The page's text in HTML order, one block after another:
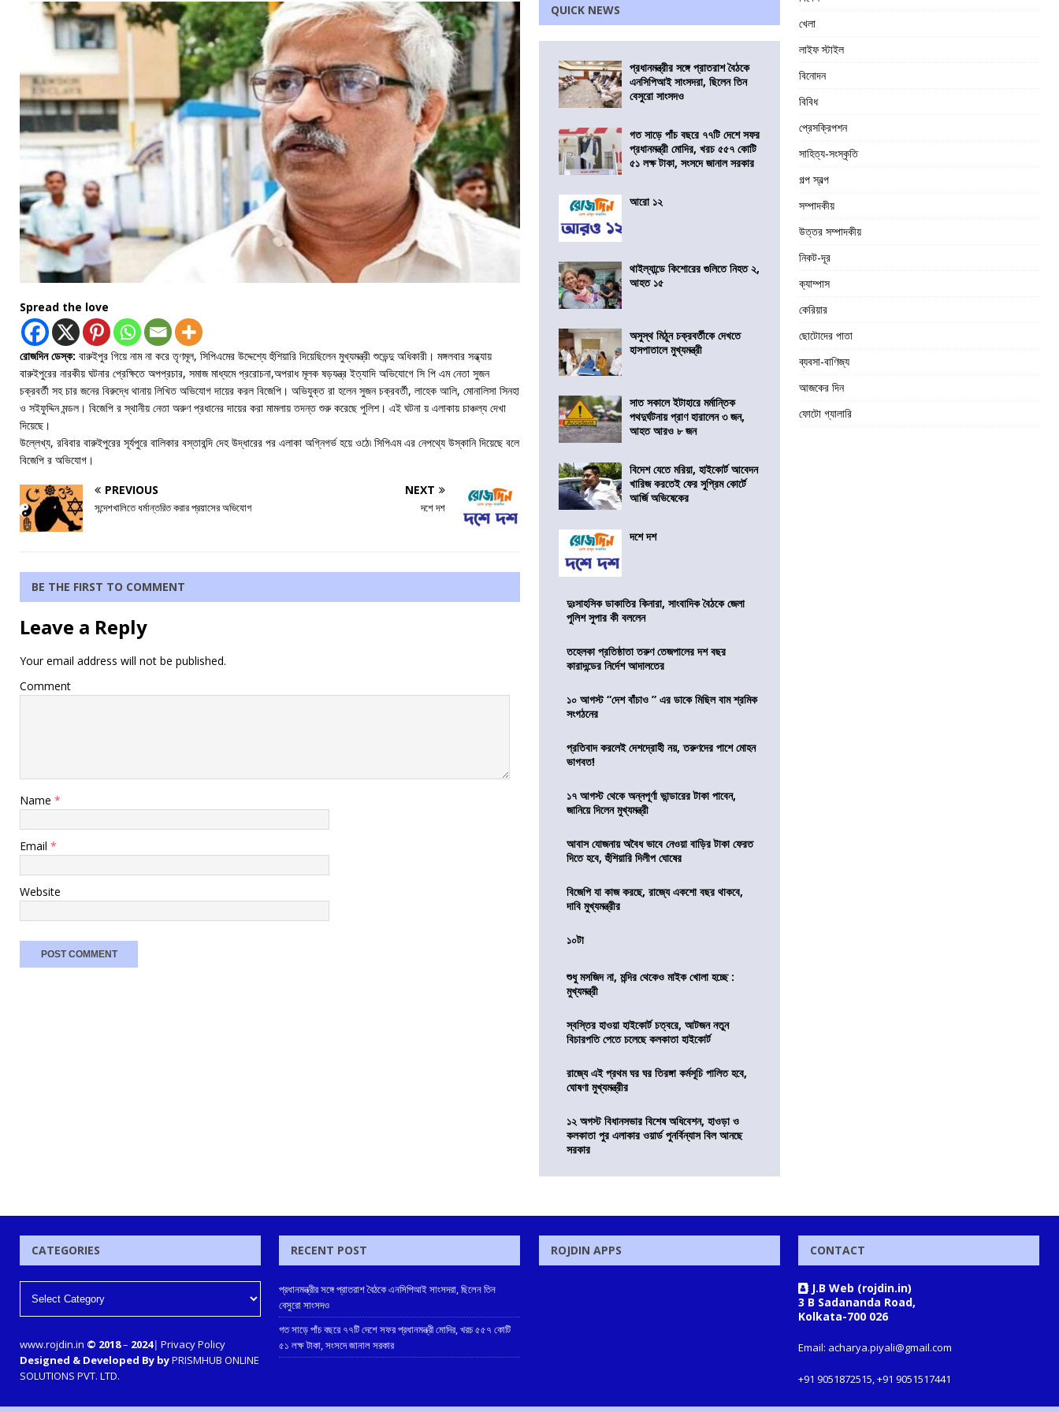
Spread the love
রোজদিন ডেস্ক: বারুইপুর গিয়ে নাম না করে তৃণমূল, সিপিএমের উদ্দেশ্যে হুঁশিয়ারি দিয়েছিলেন মুখ্যমন্ত্রী শুভেন্দু অধিকারী। মঙ্গলবার সন্ধ্যায়
বারুইপুরের নারকীয় ঘটনার প্রেক্ষিতে অপপ্রচার, সমাজ মাধ্যমে প্ররোচনা,অপরাধ মূলক ষড়যন্ত্র ইত্যাদি অভিযোগে সি পি এম নেতা সুজন
চক্রবর্তী সহ চার জনের বিরুদ্ধে থানায় লিখিত অভিযোগ দায়ের করল বিজেপি। অভিযুক্ত রা হলেন সুজন চক্রবর্তী, লাহেক আলি, মোনালিসা সিনহা
ও সইফুদ্দিন মন্ডল। বিজেপি র স্থানীয় নেতা অরুণ প্রধানের দায়ের করা মামলায় তদন্ত শুরু করেছে পুলিশ। এই ঘটনা য় এলাকায় চাঞ্চল্য দেখা
দিয়েছে।
উল্লেখ্য, রবিবার বারুইপুরের সূর্যপুরে বালিকার বস্তাবন্দি দেহ উদ্ধারের পর এলাকা অগ্নিগর্ভ হয়ে ওঠে৷ সিপিএম এর নেপথ্যে উস্কানি দিয়েছে বলে
বিজেপি র অভিযোগ।
PREVIOUS
সন্দেশখালিতে ধর্মান্তরিত করার প্রয়াসের অভিযোগ
NEXT
দশে দশ
BE THE FIRST TO COMMENT
Leave a Reply
Your email address will not be published.
Comment
Name *
Email *
Website
QUICK NEWS
প্রধানমন্ত্রীর সঙ্গে প্রাতরাশ বৈঠকে
এনসিপিআই সাংসদরা, ছিলেন তিন
বেসুরো সাংসদও
গত সাড়ে পাঁচ বছরে ৭৭টি দেশে সফর
প্রধানমন্ত্রী মোদির, খরচ ৫৫৭ কোটি
৫১ লক্ষ টাকা, সংসদে জানাল সরকার
আরো ১২
থাইল্যান্ডে কিশোরের গুলিতে নিহত ২,
আহত ১৫
অসুস্থ মিঠুন চক্রবর্তীকে দেখতে
হাসপাতালে মুখ্যমন্ত্রী
সাত সকালে ইটাহারে মর্মান্তিক
পথদুর্ঘটনায় প্রাণ হারালেন ৩ জন,
আহত আরও ৮ জন
বিদেশ যেতে মরিয়া, হাইকোর্ট আবেদন
খারিজ করতেই ফের সুপ্রিম কোর্টে
আর্জি অভিষেকের
দশে দশ
দুঃসাহসিক ডাকাতির কিনারা, সাংবাদিক বৈঠকে জেলা
পুলিশ সুপার কী বললেন
তহেলকা প্রতিষ্ঠাতা তরুণ তেজপালের দশ বছর
কারাদন্ডের নির্দেশ আদালতের
১০ আগস্ট “দেশ বাঁচাও ” এর ডাকে মিছিল বাম শ্রমিক
সংগঠনের
প্রতিবাদ করলেই দেশদ্রোহী নয়, তরুণদের পাশে মোহন
ভাগবত!
১৭ আগস্ট থেকে অন্নপূর্ণা ভান্ডারের টাকা পাবেন,
জানিয়ে দিলেন মুখ্যমন্ত্রী
আবাস যোজনায় অবৈধ ভাবে নেওয়া বাড়ির টাকা ফেরত
দিতে হবে, হুঁশিয়ারি দিলীপ ঘোষের
বিজেপি যা কাজ করছে, রাজ্যে একশো বছর থাকবে,
দাবি মুখ্যমন্ত্রীর
১০টা
শুধু মসজিদ না, মন্দির থেকেও মাইক খোলা হচ্ছে :
মুখ্যমন্ত্রী
স্বস্তির হাওয়া হাইকোর্ট চত্বরে, আটজন নতুন
বিচারপতি পেতে চলেছে কলকাতা হাইকোর্ট
রাজ্যে এই প্রথম ঘর ঘর তিরঙ্গা কর্মসূচি পালিত হবে,
ঘোষণা মুখ্যমন্ত্রীর
১২ অগস্ট বিধানসভার বিশেষ অধিবেশন, হাওড়া ও
কলকাতা পুর এলাকার ওয়ার্ড পুনর্বিন্যাস বিল আনছে
সরকার
খেলা
লাইফ স্টাইল
বিনোদন
বিবিধ
প্রেসক্রিপশন
সাহিত্য-সংস্কৃতি
গল্প স্বল্প
সম্পাদকীয়
উত্তর সম্পাদকীয়
নিকট-দূর
ক্যাম্পাস
কেরিয়ার
ছোটোদের পাতা
ব্যবসা-বাণিজ্য
আজকের দিন
ফোটো গ্যালারি
CATEGORIES
www.rojdin.in © 2018– 2024| Privacy Policy
Designed & Developed By byPRISMHUB ONLINE
SOLUTIONS PVT. LTD.
RECENT POST
প্রধানমন্ত্রীর সঙ্গে প্রাতরাশ বৈঠকে এনসিপিআই সাংসদরা, ছিলেন তিন
বেসুরো সাংসদও
গত সাড়ে পাঁচ বছরে ৭৭টি দেশে সফর প্রধানমন্ত্রী মোদির, খরচ ৫৫৭ কোটি
৫১ লক্ষ টাকা, সংসদে জানাল সরকার
ROJDIN APPS CONTACT
J.B Web (rojdin.in)
3 B Sadananda Road,
Kolkata-700 026
Email: acharya.piyali@gmail.com
+91 9051872515, +91 9051517441